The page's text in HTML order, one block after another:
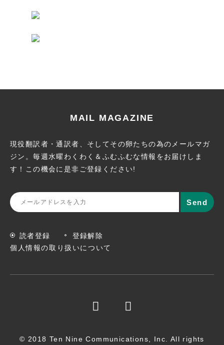
MAIL MAGAZINE
現役翻訳者・通訳者、そしてその卵たちの為のメールマガ
ジン。毎週水曜わくわく＆ふむふむな情報をお届けしま
す！この機会に是非ご登録ください!
読者登録
登録解除
個人情報の取り扱いについて
© 2018 Ten Nine Communications, Inc. All rights